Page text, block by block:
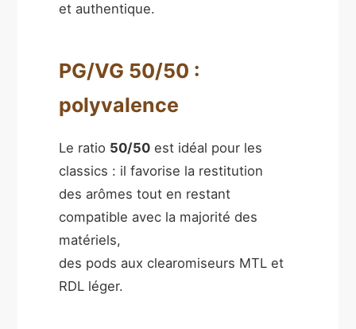
et authentique.
PG/VG 50/50 :
polyvalence
Le ratio 50/50 est idéal pour les
classics : il favorise la restitution
des arômes tout en restant
compatible avec la majorité des
matériels,
des pods aux clearomiseurs MTL et
RDL léger.